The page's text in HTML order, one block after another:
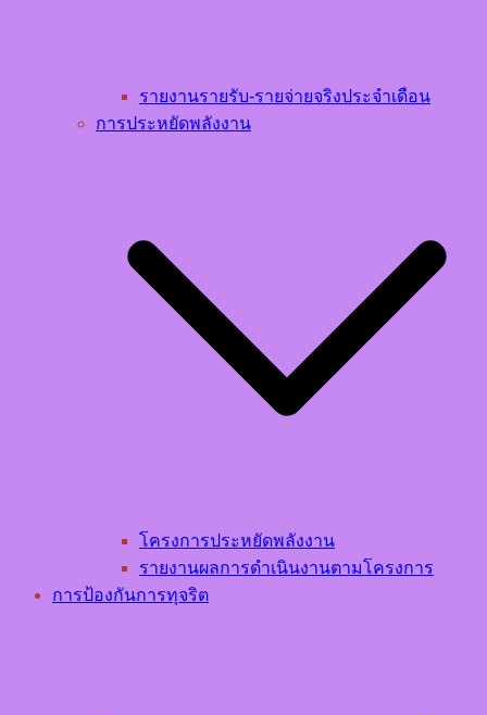
รายงานรายรับ-รายจ่ายจริงประจำเดือน
การประหยัดพลังงาน
โครงการประหยัดพลังงาน
รายงานผลการดำเนินงานตามโครงการ
การป้องกันการทุจริต